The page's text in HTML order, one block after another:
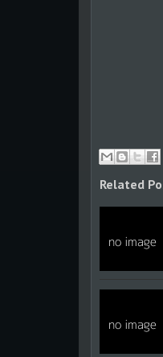
Related